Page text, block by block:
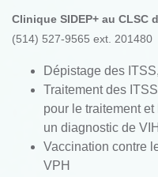
Clinique SIDEP+ au CLSC
(514) 527-9565 ext. 201480
Dépistage des ITSS,
Traitement des
pour le traitement
un diagnostic de
Vaccination contre
VPH